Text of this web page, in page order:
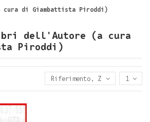
cura di Giambattista Piroddi)
dell'Autore (a cura
Piroddi)
Riferimento, Z - A 1